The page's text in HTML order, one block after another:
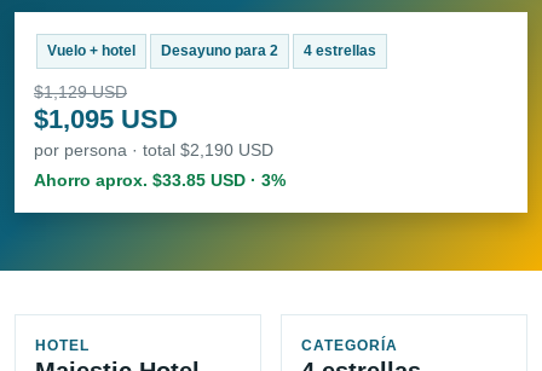
Vuelo + hotel Desayuno para 2 4 estrellas
$1,129 USD
$1,095 USD
por persona · total $2,190 USD
Ahorro aprox. $33.85 USD · 3%
HOTEL CATEGORÍA